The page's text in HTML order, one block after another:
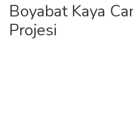
Boyabat Kaya
Projesi